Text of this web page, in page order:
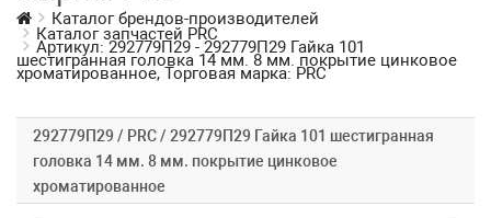
Каталог брендов-производителей
Каталог запчастей PRC
Артикул: 292779П29 - 292779П29 Гайка 101
шестигранная головка 14 мм. 8 мм. покрытие цинковое
хроматированное, Торговая марка: PRC
292779П29 / PRC / 292779П29 Гайка 101 шестигранная
головка 14 мм. 8 мм. покрытие цинковое
хроматированное